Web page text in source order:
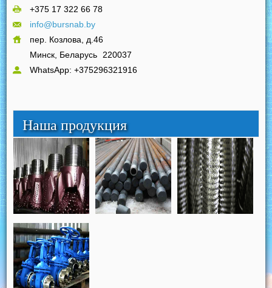
+375 17 322 66 78
info@bursnab.by
пер. Козлова, д.46
Минск, Беларусь 220037
WhatsApp: +375296321916
Наша продукция